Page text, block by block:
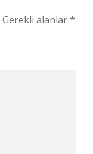
Gerekli alanlar*